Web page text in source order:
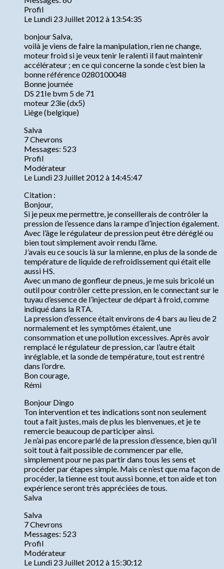
Profil
Le Lundi 23 Juillet 2012 à 13:54:35
bonjour Salva,
voilà je viens de faire la manipulation, rien ne change,
moteur froid si je veux tenir le ralenti il faut maintenir
accélérateur ; en ce qui concerne la sonde c’est bien la
bonne référence 0280100048
Bonne journée
DS 21Ie bvm 5 de 71
moteur 23ie (dx5)
Liège (belgique)
Salva
7 Chevrons
Messages: 523
Profil
Modérateur
Le Lundi 23 Juillet 2012 à 14:45:47
Citation :
Bonjour,
Si je peux me permettre, je conseillerais de contrôler la
pression de l’essence dans la rampe d’injection également.
Avec l’âge le régulateur de pression peut être déréglé ou
bien tout simplement avoir rendu l’âme.
J’avais eu ce soucis là sur la mienne, en plus de la sonde de
température de liquide de refroidissement qui était elle
aussi HS.
Avec un mano de gonfleur de pneus, je me suis bricolé un
outil pour contrôler cette pression, en le connectant sur le
tuyau d’essence de l’injecteur de départ à froid, comme
indiqué dans la RTA.
La pression d’essence était environs de 4 bars au lieu de 2
normalement et les symptômes étaient, une
consommation et une pollution excessives. Après avoir
remplacé le régulateur de pression, car l’autre était
inréglable, et la sonde de température, tout est rentré
dans l’ordre.
Bon courage,
Rémi
Bonjour Dingo
Ton intervention et tes indications sont non seulement
tout a fait justes, mais de plus les bienvenues, et je te
remercie beaucoup de participer ainsi.
Je n’ai pas encore parlé de la pression d’essence, bien qu’il
soit tout à fait possible de commencer par elle,
simplement pour ne pas partir dans tous les sens et
procéder par étapes simple. Mais ce n’est que ma façon de
procéder, la tienne est tout aussi bonne, et ton aide et ton
expérience seront très appréciées de tous.
Salva
Salva
7 Chevrons
Messages: 523
Profil
Modérateur
Le Lundi 23 Juillet 2012 à 15:30:12